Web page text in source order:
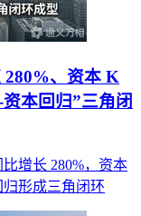
280%、资本 K
本回归”三角闭
增长 280%，资本
形成三角闭环